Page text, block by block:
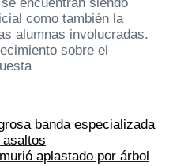
como también la
alumnas involucradas.
sobre el
banda especializada
aplastado por árbol